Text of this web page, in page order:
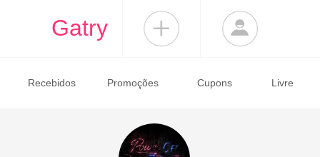
Gatry
Recebidos Promoções Cupons Livre